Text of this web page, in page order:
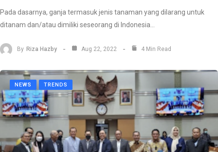
Pada dasarnya, ganja termasuk jenis tanaman yang dilarang untuk
ditanam dan/atau dimiliki seseorang di Indonesia…
By Riza Hazby Aug 22, 2022 4 Min Read
NEWS TRENDS